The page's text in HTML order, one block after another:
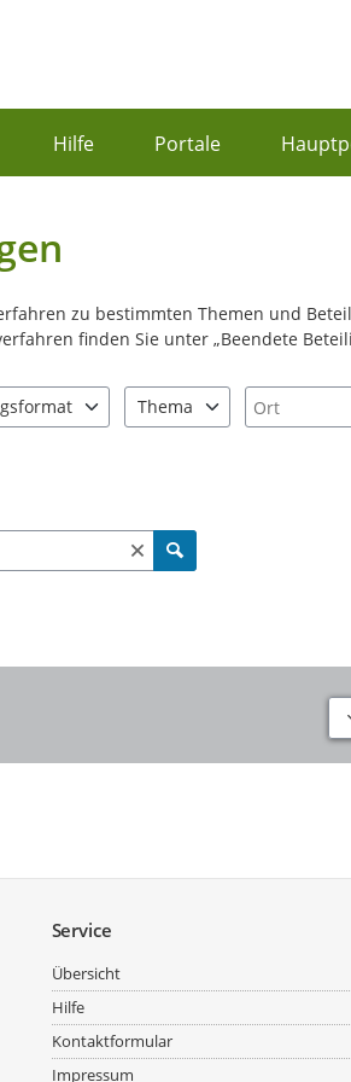
Hilfe Portale
zu bestimmten Themen und
finden Sie unter „Beendete
Thema
Ort
Service
Übersicht
Hilfe
Kontaktformular
Impressum